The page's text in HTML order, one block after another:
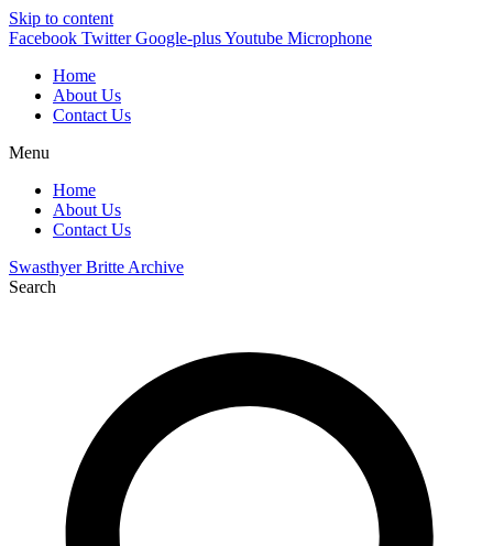
Skip to content
Facebook Twitter Google-plusYoutube Microphone
Home
About Us
Contact Us
Menu
Home
About Us
Contact Us
Swasthyer Britte Archive
Search